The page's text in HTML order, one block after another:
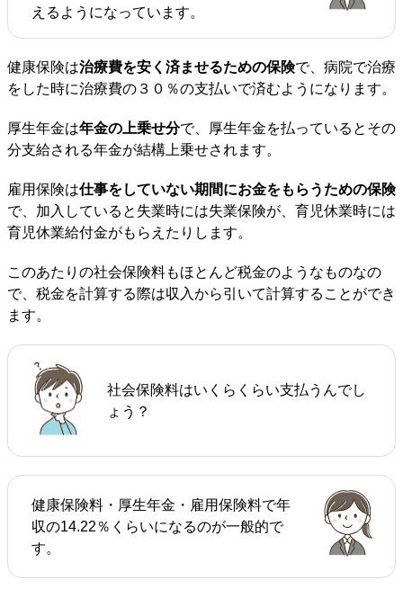
えるようになっています。
健康保険は治療費を安く済ませるための保険で、病院で治療
をした時に治療費の３０％の支払いで済むようになります。
厚生年金は年金の上乗せ分で、厚生年金を払っているとその
分支給される年金が結構上乗せされます。
雇用保険は仕事をしていない期間にお金をもらうための保険
で、加入していると失業時には失業保険が、育児休業時には
育児休業給付金がもらえたりします。
このあたりの社会保険料もほとんど税金のようなものなの
で、税金を計算する際は収入から引いて計算することができ
ます。
社会保険料はいくらくらい支払うんでし
ょう？
健康保険料・厚生年金・雇用保険料で年
収の14.22％くらいになるのが一般的で
す。